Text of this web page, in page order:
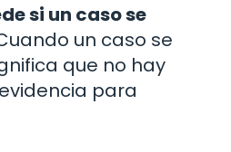
si un caso se
un caso se
que no hay
para